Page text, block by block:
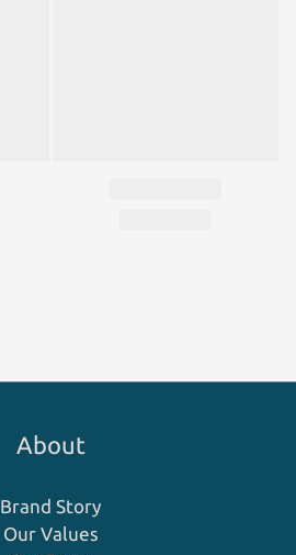
About
Brand Story
Our Values